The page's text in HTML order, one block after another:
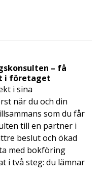
– få
i företaget
i sina
när du och din
som du får
till en partner i
beslut och ökad
med bokföring
i två steg: du lämnar